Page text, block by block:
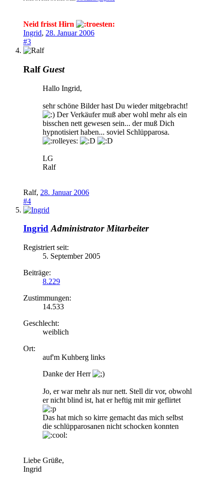
Neid frisst Hirn
Ingrid, 28. Januar 2006
#3
Ralf Guest
Hallo Ingrid,
sehr schöne Bilder hast Du wieder mitgebracht!
Der Verkäufer muß aber wohl mehr als ein
bisschen nett gewesen sein... der muß Dich
hypnotisiert haben... soviel Schlüpparosa.
LG
Ralf
Ralf, 28. Januar 2006
#4
Ingrid Administrator Mitarbeiter
Registriert seit:
5. September 2005
Beiträge:
8.229
Zustimmungen:
14.533
Geschlecht:
weiblich
Ort:
auf'm Kuhberg links
Danke der Herr
Jo, er war mehr als nur nett. Stell dir vor, obwohl
er nicht blind ist, hat er heftig mit mir geflirtet
Das hat mich so kirre gemacht das mich selbst
die schlüpparosanen nicht schocken konnten
Liebe Grüße,
Ingrid